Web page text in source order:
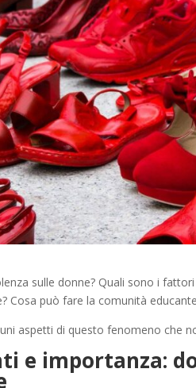
sulle donne? Quali sono i
Cosa può fare la comunità
aspetti di questo fenomeno che
e importanza: